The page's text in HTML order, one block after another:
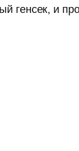
генсек, и